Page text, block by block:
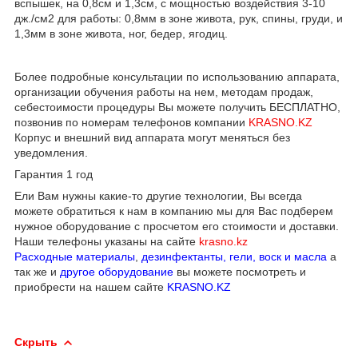
вспышек, на 0,8см и 1,3см, с мощностью воздействия 3-10
дж./см2 для работы: 0,8мм в зоне живота, рук, спины, груди, и
1,3мм в зоне живота, ног, бедер, ягодиц.
Более подробные консультации по использованию аппарата,
организации обучения работы на нем, методам продаж,
себестоимости процедуры Вы можете получить БЕСПЛАТНО,
позвонив по номерам телефонов компании KRASNO.KZ
Корпус и внешний вид аппарата могут меняться без
уведомления.
Гарантия 1 год
Ели Вам нужны какие-то другие технологии, Вы всегда
можете обратиться к нам в компанию мы для Вас подберем
нужное оборудование с просчетом его стоимости и доставки.
Наши телефоны указаны на сайте krasno.kz
Расходные материалы дезинфектанты, гели, воск и масла а
так же и другое оборудование вы можете посмотреть и
приобрести на нашем сайте KRASNO.KZ
Скрыть